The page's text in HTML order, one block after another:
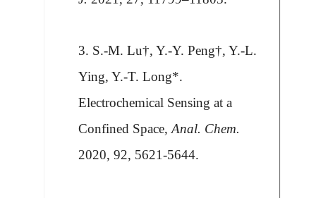
3. S.-M. Lu†,Y.-Y. Peng†, Y.-L.
Ying, Y.-T. Long*.
Electrochemical Sensing at a
Confined Space,Anal. Chem.
2020, 92, 5621-5644.